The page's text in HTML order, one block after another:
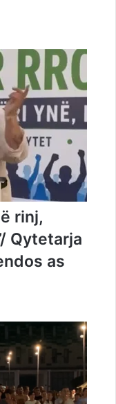
rinj,
Qytetarja
as